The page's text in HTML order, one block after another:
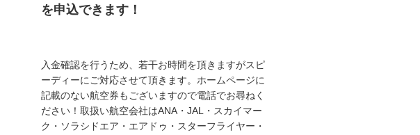
を申込できます！
入金確認を行うため、若干お時間を頂きますがスピ
ーディーにご対応させて頂きます。ホームページに
記載のない航空券もございますので電話でお尋ねく
ださい！取扱い航空会社はANA・JAL・スカイマー
ク・ソラシドエア・エアドゥ・スターフライヤー・